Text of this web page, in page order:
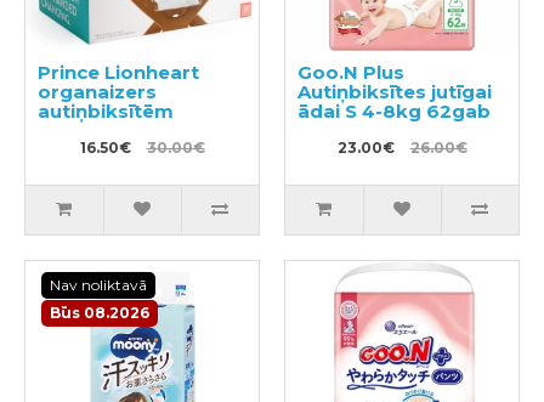
Prince Lionheart
organaizers
autiņbiksītēm
16.50€ 30.00€
Goo.N Plus
Autiņbiksītes jutīgai
ādai S 4-8kg 62gab
23.00€ 26.00€
Nav noliktavā
Būs 08.2026